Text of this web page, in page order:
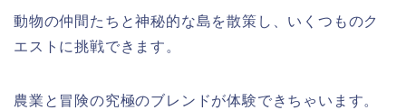
動物の仲間たちと神秘的な島を散策し、いくつものク
エストに挑戦できます。
農業と冒険の究極のブレンドが体験できちゃいます。